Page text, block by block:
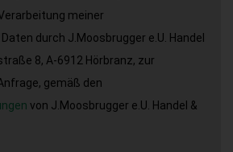
meiner
durch J.Moosbrugger e.U. Handel
8, A-6912 Hörbranz, zur
gemäß den
von J.Moosbrugger e.U. Handel &